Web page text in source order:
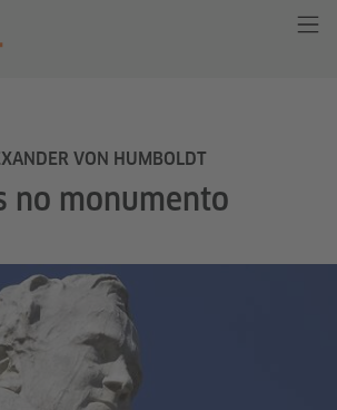
VON HUMBOLDT
no monumento